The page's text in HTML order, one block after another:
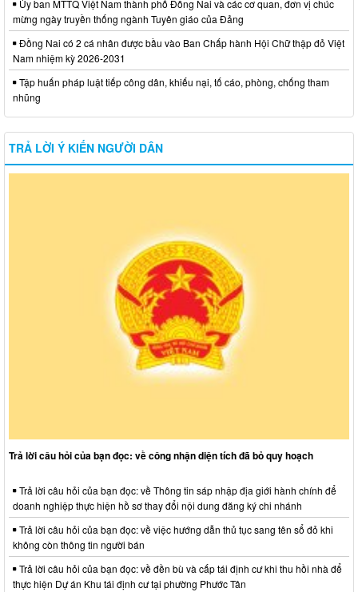
Ủy ban MTTQ Việt Nam thành phố Đồng Nai và các cơ quan, đơn vị chúc
mừng ngày truyền thống ngành Tuyên giáo của Đảng
Đồng Nai có 2 cá nhân được bầu vào Ban Chấp hành Hội Chữ thập đỏ Việt
Nam nhiệm kỳ 2026-2031
Tập huấn pháp luật tiếp công dân, khiếu nại, tố cáo, phòng, chống tham
nhũng
TRẢ LỜI Ý KIẾN NGƯỜI DÂN
Trả lời câu hỏi của bạn đọc: về công nhận diện tích đã bỏ quy hoạch
Trả lời câu hỏi của bạn đọc: về Thông tin sáp nhập địa giới hành chính để
doanh nghiệp thực hiện hồ sơ thay đổi nội dung đăng ký chi nhánh
Trả lời câu hỏi của bạn đọc: về việc hướng dẫn thủ tục sang tên sổ đỏ khi
không còn thông tin người bán
Trả lời câu hỏi của bạn đọc: về đền bù và cấp tái định cư khi thu hồi nhà để
thực hiện Dự án Khu tái định cư tại phường Phước Tân